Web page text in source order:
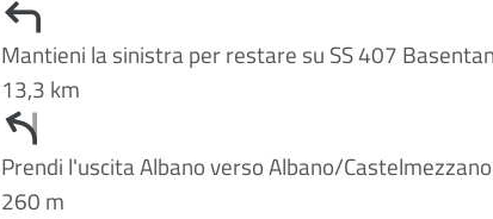
Mantieni la sinistra per restare su SS 407
13,3 km
Prendi l'uscita Albano verso Albano/Castelmezzano
260 m